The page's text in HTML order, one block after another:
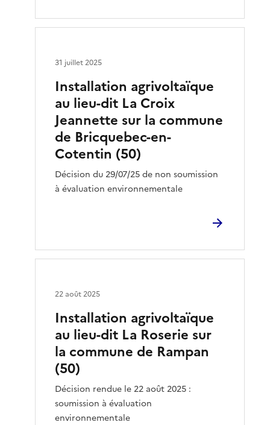
Installation agrivoltaïque
au lieu-dit La Croix
Jeannette sur la commune
de Bricquebec-en-
Cotentin (50)
Décision du 29/07/25 de non soumission
à évaluation environnementale
31 juillet 2025
Installation agrivoltaïque
au lieu-dit La Roserie sur
la commune de Rampan
(50)
Décision rendue le 22 août 2025 :
soumission à évaluation
environnementale
22 août 2025